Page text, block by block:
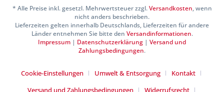
* Alle Preise inkl. gesetzl. Mehrwertsteuer zzgl.Versandkosten, wenn
nicht anders beschrieben.
Lieferzeiten gelten innerhalb Deutschlands, Lieferzeiten für andere
Länder entnehmen Sie bitte den Versandinformationen.
Impressum | Datenschutzerklärung | Versand und
Zahlungsbedingungen.
Cookie-Einstellungen Umwelt & Entsorgung
Kontakt
Versand und Zahlungsbedingungen
Widerrufsrecht